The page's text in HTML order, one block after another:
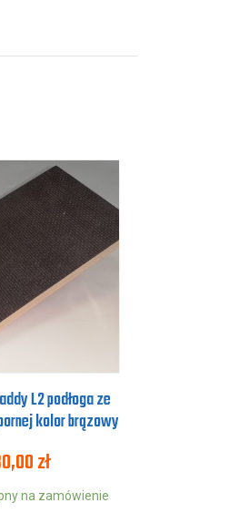
L2 podłoga ze
kolor brązowy
zł
na zamówienie